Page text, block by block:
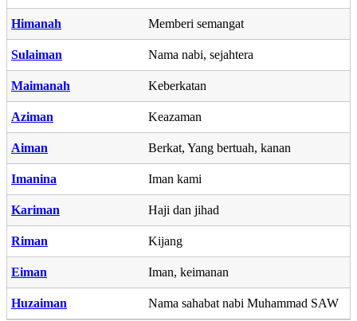
Himanah Memberi semangat
Sulaiman Nama nabi, sejahtera
Maimanah Keberkatan
Aziman Keazaman
Aiman Berkat, Yang bertuah, kanan
Imanina Iman kami
Kariman Haji dan jihad
Riman Kijang
Eiman Iman, keimanan
Huzaiman Nama sahabat nabi Muhammad SAW